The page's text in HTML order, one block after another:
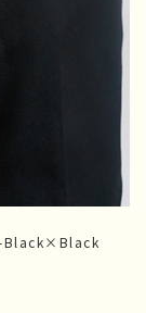
Black×Black